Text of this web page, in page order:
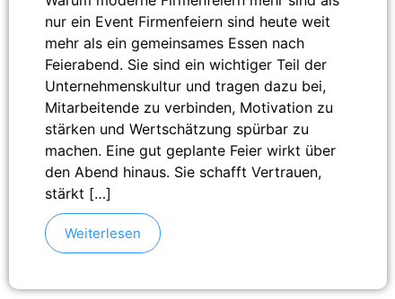
nur ein Event Firmenfeiern sind heute weit
mehr als ein gemeinsames Essen nach
Feierabend. Sie sind ein wichtiger Teil der
Unternehmenskultur und tragen dazu bei,
Mitarbeitende zu verbinden, Motivation zu
stärken und Wertschätzung spürbar zu
machen. Eine gut geplante Feier wirkt über
den Abend hinaus. Sie schafft Vertrauen,
stärkt […]
Weiterlesen